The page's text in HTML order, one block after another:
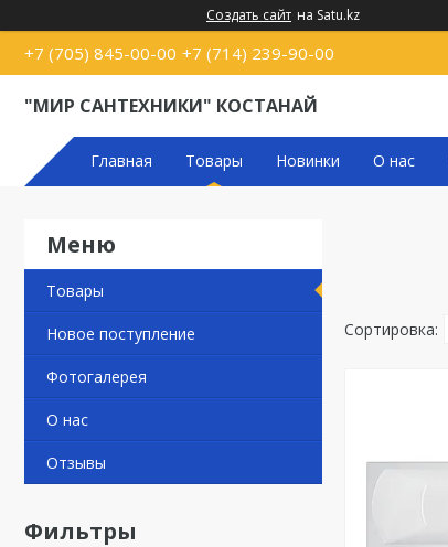
Создать сайт на Satu.kz
+7 (705) 845-00-00 +7 (714) 239-90-00
"МИР САНТЕХНИКИ" КОСТАНАЙ
Главная Товары Новинки О нас
Товары
Новое поступление
Фотогалерея
О нас
Отзывы
Фильтры